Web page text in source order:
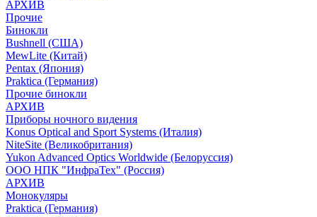
АРХИВ
Прочие
Бинокли
Bushnell (США)
MewLite (Китай)
Pentax (Япония)
Praktica (Германия)
Прочие бинокли
АРХИВ
Приборы ночного видения
Konus Optical and Sport Systems (Италия)
NiteSite (Великобритания)
Yukon Advanced Optics Worldwide (Белоруссия)
ООО НПК "ИнфраТех" (Россия)
АРХИВ
Монокуляры
Praktica (Германия)